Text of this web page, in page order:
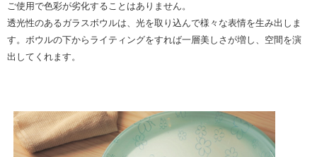
ご使用で色彩が劣化することはありません。
透光性のあるガラスボウルは、光を取り込んで様々な表情を生み出しま
す。ボウルの下からライティングをすれば一層美しさが増し、空間を演
出してくれます。